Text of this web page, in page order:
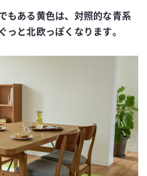
もある黄色は、対照的な青系
と北欧っぽくなります。